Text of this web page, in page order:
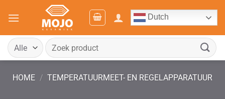
naar
Dutch
Zoeken
naar:
HOME / TEMPERATUURMEET- EN REGELAPPARATUUR